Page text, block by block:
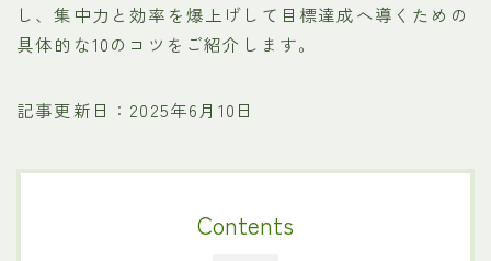
し、集中力と効率を爆上げして目標達成へ導くための
具体的な10のコツをご紹介します。
記事更新日：2025年6月10日
Contents